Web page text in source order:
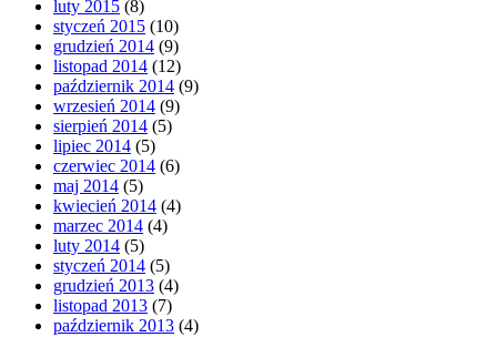
luty 2015 (8)
styczeń 2015 (10)
grudzień 2014 (9)
listopad 2014 (12)
październik 2014 (9)
wrzesień 2014 (9)
sierpień 2014 (5)
lipiec 2014 (5)
czerwiec 2014 (6)
maj 2014 (5)
kwiecień 2014 (4)
marzec 2014 (4)
luty 2014 (5)
styczeń 2014 (5)
grudzień 2013 (4)
listopad 2013 (7)
październik 2013 (4)